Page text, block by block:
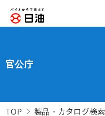
官公庁
TOP 製品・カタログ検索